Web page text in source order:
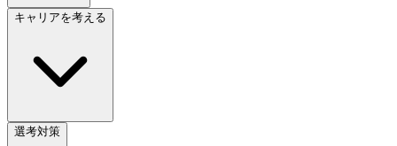
キャリアを考える
選考対策